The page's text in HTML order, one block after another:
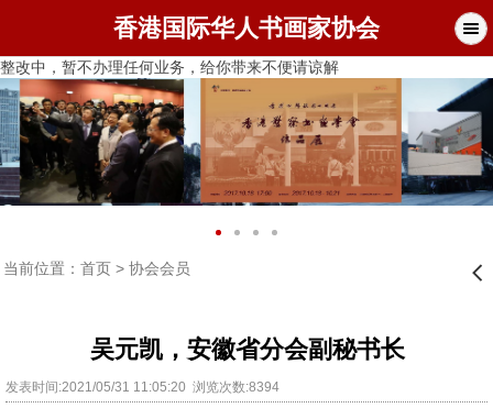
香港国际华人书画家协会
整改中，暂不办理任何业务，给你带来不便请谅解
当前位置： 首页> 协会会员 󰊒
吴元凯，安徽省分会副秘书长
发表时间:2021/05/31 11:05:20 浏览次数:8394